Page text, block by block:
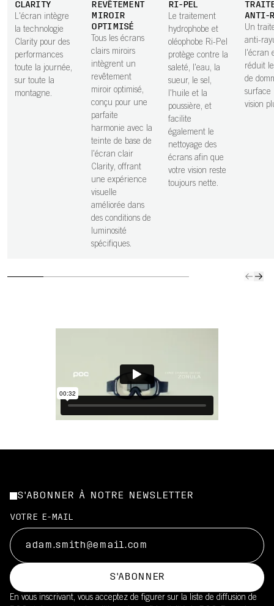
CLARITY
L'écran intègre
la technologie
Clarity pour des
performances
toute la journée,
sur toute la
montagne.
REVÊTEMENT
MIROIR
OPTIMISÉ
Tous les écrans
clairs miroirs
intègrent un
revêtement
miroir optimisé,
conçu pour une
parfaite
harmonie avec la
teinte de base de
l'écran clair
Clarity, offrant
une expérience
visuelle
améliorée dans
des conditions de
luminosité
spécifiques.
RI-PEL
Le traitement
hydrophobe et
oléophobe Ri-Pel
protège contre la
saleté, l'eau, la
sueur, le sel,
l'huile et la
poussière, et
facilite
également le
nettoyage des
écrans afin que
votre vision reste
toujours nette.
ANTI-
Un
anti-
l'écran
réduit
de
surface
vision
S'ABONNER À NOTRE NEWSLETTER
VOTRE E-MAIL
S'ABONNER
En vous inscrivant, vous acceptez de figurer sur la liste de diffusion de